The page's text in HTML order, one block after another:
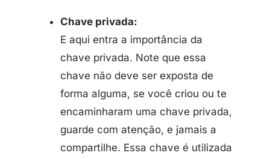
Chave privada:
E aqui entra a importância da
chave privada. Note que essa
chave não deve ser exposta de
forma alguma, se você criou ou te
encaminharam uma chave privada,
guarde com atenção, e jamais a
compartilhe. Essa chave é utilizada